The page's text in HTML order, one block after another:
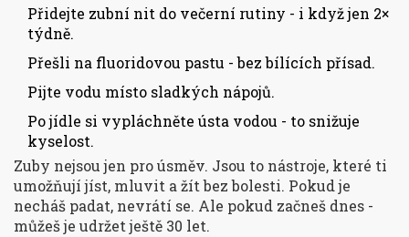
Přidejte zubní nit do večerní rutiny - i když jen 2×
týdně.
Přešli na fluoridovou pastu - bez bílících přísad.
Pijte vodu místo sladkých nápojů.
Po jídle si vypláchněte ústa vodou - to snižuje
kyselost.
Zuby nejsou jen pro úsměv. Jsou to nástroje, které ti
umožňují jíst, mluvit a žít bez bolesti. Pokud je
necháš padat, nevrátí se. Ale pokud začneš dnes -
můžeš je udržet ještě 30 let.